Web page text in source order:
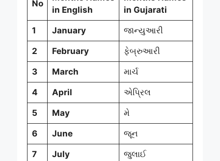
No
in English
in Gujarati
1 January જાન્યુઆરી
2 February ફેબ્રુઆરી
3 March માર્ચ
4 April એપ્રિલ
5 May મે
6 June જૂન
7 July જુલાઈ